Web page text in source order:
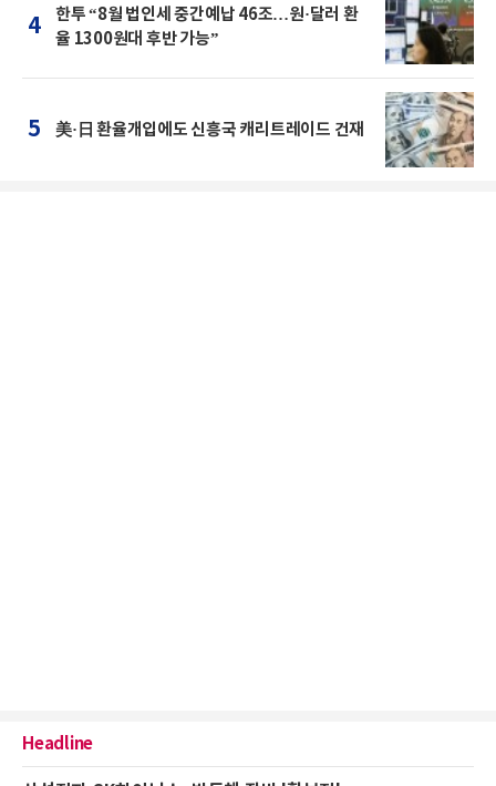
4
한투 “8월 법인세 중간예납 46조…원·달러 환
율 1300원대 후반 가능”
5 美·日 환율개입에도 신흥국 캐리트레이드 건재
Headline